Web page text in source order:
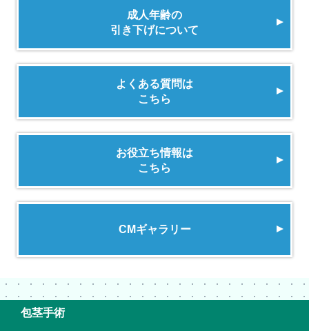
成人年齢の
引き下げについて
よくある質問は
こちら
お役立ち情報は
こちら
CMギャラリー
包茎手術